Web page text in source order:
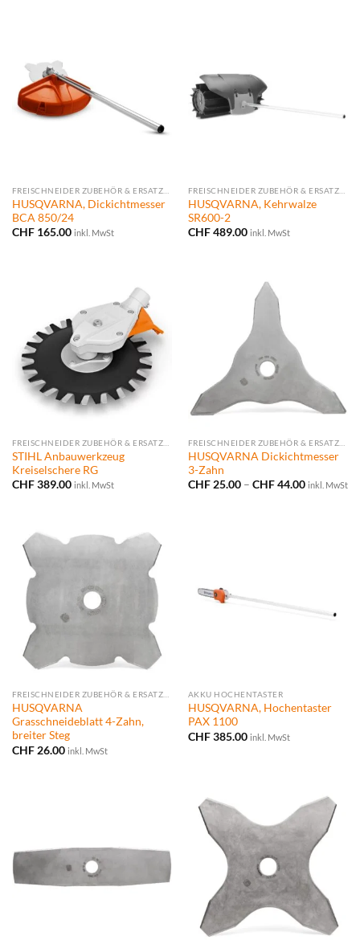
HUSQVARNA, Dickichtmesser
BCA 850/24
CHF165.00 inkl. MwSt
HUSQVARNA, Kehrwalze
SR600-2
CHF489.00 inkl. MwSt
STIHL Anbauwerkzeug
Kreiselschere RG
CHF389.00 inkl. MwSt
HUSQVARNA Dickichtmesser
3-Zahn
CHF25.00 – CHF44.00 inkl. MwSt
FREISCHNEIDER ZUBEHÖR & ERSATZTEILE
HUSQVARNA
Grasschneideblatt 4-Zahn,
breiter Steg
CHF26.00 inkl. MwSt
AKKU HOCHENTASTER
HUSQVARNA, Hochentaster
PAX 1100
CHF385.00 inkl. MwSt